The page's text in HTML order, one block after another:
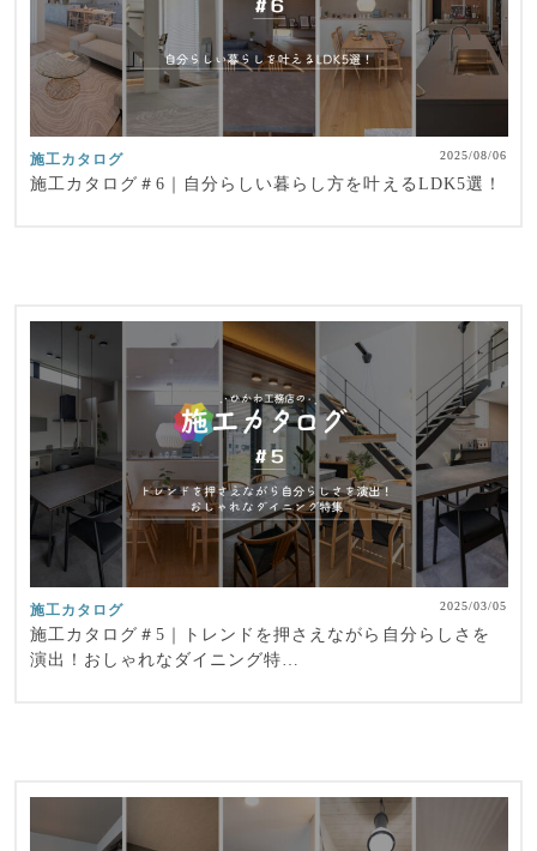
施工カタログ 2025/08/06
施工カタログ＃6｜自分らしい暮らし方を叶えるLDK5選！
施工カタログ 2025/03/05
施工カタログ＃5｜トレンドを押さえながら自分らしさを
演出！おしゃれなダイニング特…